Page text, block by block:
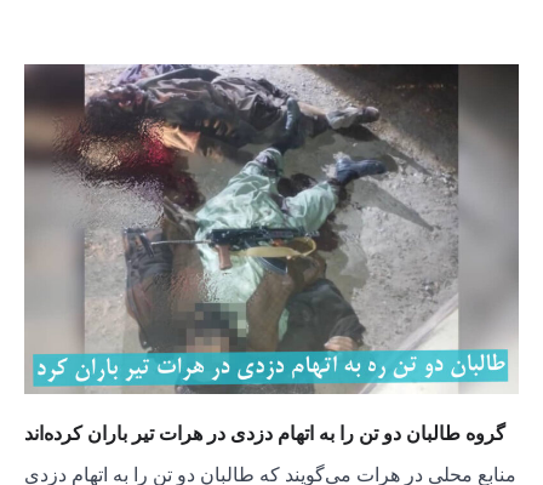
گروه طالبان دو تن را به اتهام دزدی در هرات تیر باران کرده‌اند
منابع محلی در هرات می‌گویند که طالبان دو تن را به اتهام دزدی